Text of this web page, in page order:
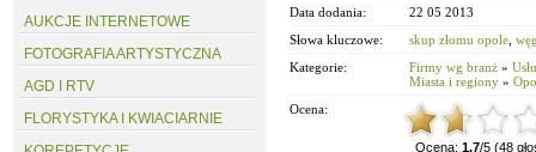
AUKCJE INTERNETOWE
FOTOGRAFIA ARTYSTYCZNA
AGD I RTV
FLORYSTYKA I KWIACIARNIE
Data dodania:
22 05 2013
Słowa kluczowe:
skup złomu opole
Kategorie:
Firmy wg branż »
Miasta i regiony »
Ocena:
Ocena: 1.7/5 (48